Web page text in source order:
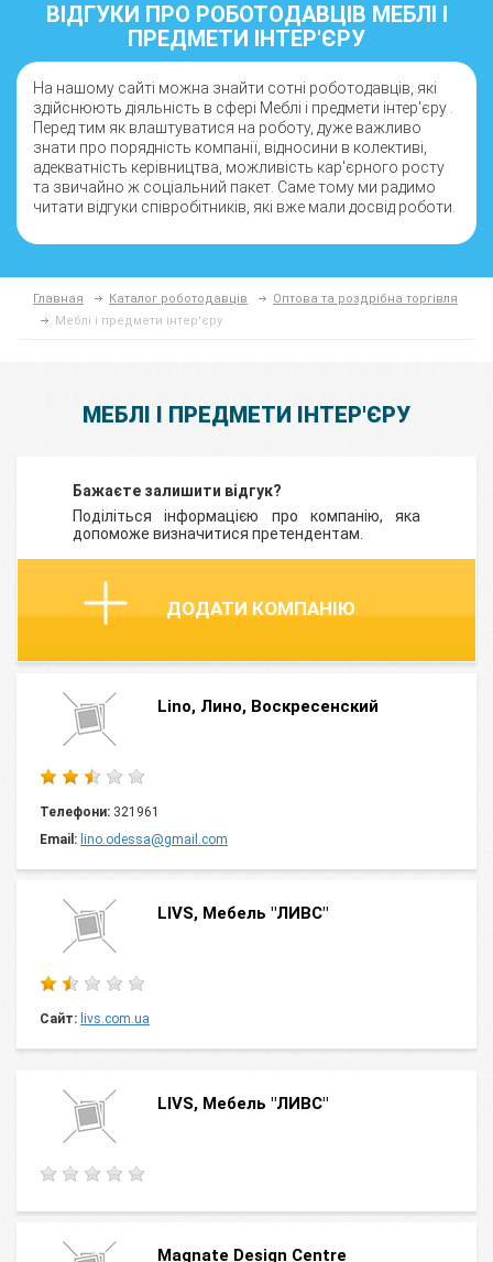
ВІДГУКИ ПРО РОБОТОДАВЦІВ МЕБЛІ І
ПРЕДМЕТИ ІНТЕР'ЄРУ
На нашому сайті можна знайти сотні роботодавців, які
здійснюють діяльність в сфері Меблі і предмети інтер'єру .
Перед тим як влаштуватися на роботу, дуже важливо
знати про порядність компанії, відносини в колективі,
адекватність керівництва, можливість кар'єрного росту
та звичайно ж соціальний пакет. Саме тому ми радимо
читати відгуки співробітників, які вже мали досвід роботи.
Главная Каталог роботодавців
Оптова та роздрібна торгівля
Меблі і предмети інтер'єру
МЕБЛІ І ПРЕДМЕТИ ІНТЕР'ЄРУ
Бажаєте залишити відгук?
Поділіться інформацією про компанію, яка
допоможе визначитися претендентам.
ДОДАТИ КОМПАНІЮ
Lino, Лино, Воскресенский
Телефони: 321961
Email: lino.odessa@gmail.com
LIVS, Мебель "ЛИВС"
Сайт: livs.com.ua
LIVS, Мебель "ЛИВС"
Magnate Design Centre